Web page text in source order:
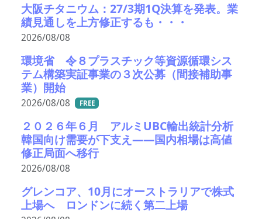
大阪チタニウム：27/3期1Q決算を発表。業
績見通しを上方修正するも・・・
2026/08/08
環境省 令８プラスチック等資源循環シス
テム構築実証事業の３次公募（間接補助事
業）開始
2026/08/08 FREE
２０２６年６月 アルミUBC輸出統計分析
韓国向け需要が下支え――国内相場は高値
修正局面へ移行
2026/08/08
グレンコア、10月にオーストラリアで株式
上場へ ロンドンに続く第二上場